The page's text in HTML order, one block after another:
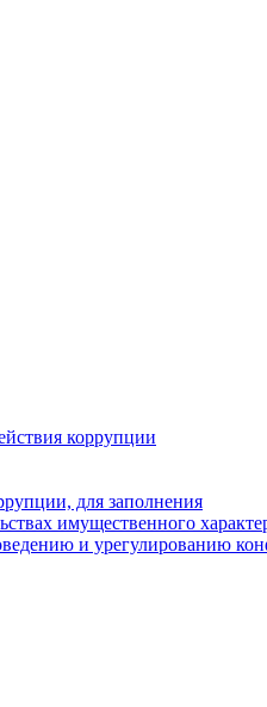
коррупции
для заполнения
имущественного
и урегулированию